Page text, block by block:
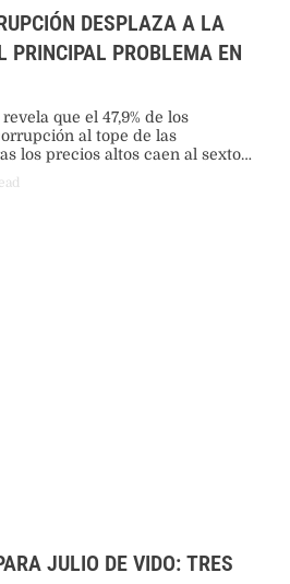
DESPLAZA A LA
PRINCIPAL PROBLEMA EN
que el 47,9% de los
al tope de las
los precios altos caen al sexto
JULIO DE VIDO: TRES